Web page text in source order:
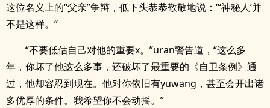
这位名义上的“父亲”争辩，低下头恭恭敬敬地说：“‘神秘人’并
不是这样。”
“不要低估自己对他的重要x。”uran警告道，“这么多
年，你坏了他这么多事，还破坏了最重要的《自卫条例》通
过，他却容忍到现在。他对你依旧有yuwang，甚至会开出诸
多优厚的条件。我希望你不会动摇。”